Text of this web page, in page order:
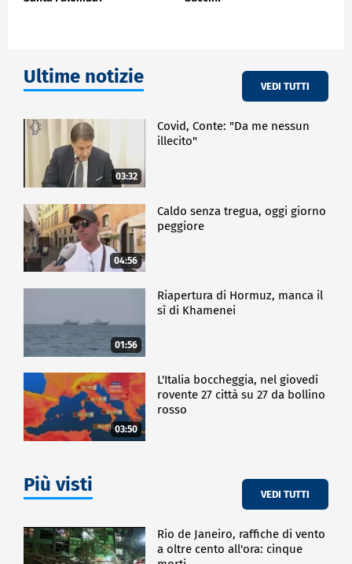
Ultime notizie VEDI TUTTI
03:32
Covid, Conte: "Da me nessun
illecito"
04:56
Caldo senza tregua, oggi giorno
peggiore
01:56
Riapertura di Hormuz, manca il
sì di Khamenei
03:50
L'Italia boccheggia, nel giovedì
rovente 27 città su 27 da bollino
rosso
Più visti VEDI TUTTI
Rio de Janeiro, raffiche di vento
a oltre cento all'ora: cinque